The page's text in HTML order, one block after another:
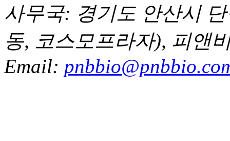
사무국: 경기도 안산시
동, 코스모프라자), 피앤
Email: